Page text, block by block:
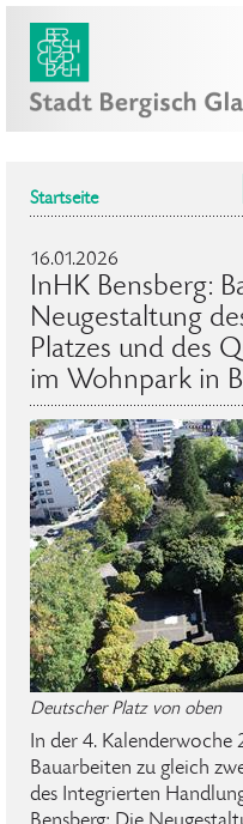
Startseite
16.01.2026
InHK Bensberg:
Neugestaltung
Platzes und des
im Wohnpark in
Deutscher Platz von oben
In der 4. Kalenderwoche
Bauarbeiten zu gleich
des Integrierten